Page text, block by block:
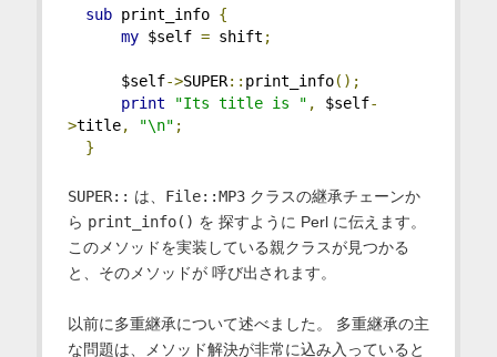
sub print_info {
my $self = shift ;
$self->SUPER:: print_info();
print
"Its title is " , $self-
>title, "\n" ;
}
SUPER:: は、 File::MP3クラスの継承チェーンか
ら print_info() を 探すように Perl に伝えます。
このメソッドを実装している親クラスが見つかる
と、そのメソッドが 呼び出されます。
以前に多重継承について述べました。 多重継承の主
な問題は、メソッド解決が非常に込み入っていると